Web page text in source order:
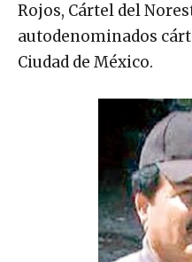
Rojos, Cártel del
autodenominados
Ciudad de México.